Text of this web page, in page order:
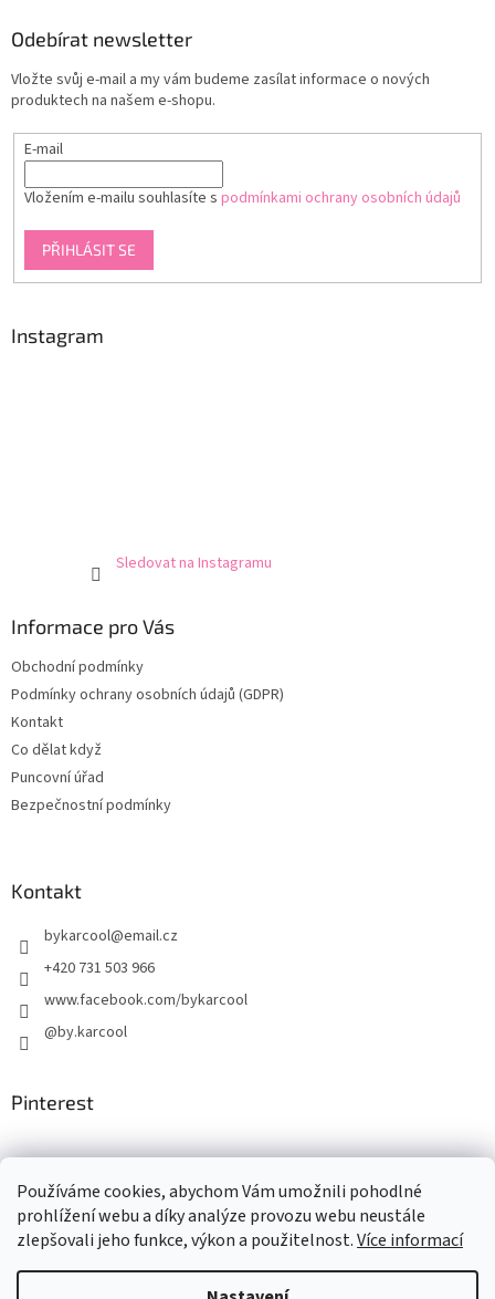
Používáme cookies, abychom Vám umožnili pohodlné
prohlížení webu a díky analýze provozu webu neustále
zlepšovali jeho funkce, výkon a použitelnost.Více informací
Odebírat newsletter
Vložte svůj e-mail a my vám budeme zasílat informace o nových
produktech na našem e-shopu.
E-mail
Vložením e-mailu souhlasíte s podmínkami ochrany osobních údajů
PŘIHLÁSIT SE
Instagram
Sledovat na Instagramu
Informace pro Vás
Obchodní podmínky
Podmínky ochrany osobních údajů (GDPR)
Kontakt
Co dělat když
Puncovní úřad
Bezpečnostní podmínky
Kontakt
bykarcool@email.cz
+420 731 503 966
www.facebook.com/bykarcool
@by.karcool
Pinterest
Facebook